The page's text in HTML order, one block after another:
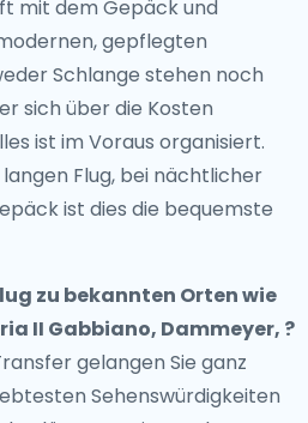
mit dem Gepäck und
gepflegten
Schlange stehen noch
sich über die Kosten
ist im Voraus organisiert.
Flug, bei nächtlicher
ist dies die bequemste
zu bekannten Orten wie
II Gabbiano, Dammeyer, ?
gelangen Sie ganz
Sehenswürdigkeiten